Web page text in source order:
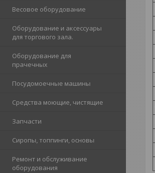
Весовое оборудование
Оборудование и аксессуары
для торгового зала.
Оборудование для
прачечных
Посудомоечные машины
Средства моющие, чистящие
Запчасти
Сиропы, топпинги, основы
Ремонт и обслуживание
оборудования